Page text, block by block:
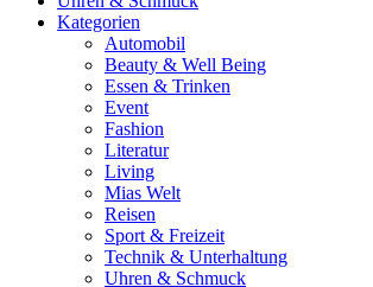
Kategorien
Automobil
Beauty & Well Being
Essen & Trinken
Event
Fashion
Literatur
Living
Mias Welt
Reisen
Sport & Freizeit
Technik & Unterhaltung
Uhren & Schmuck